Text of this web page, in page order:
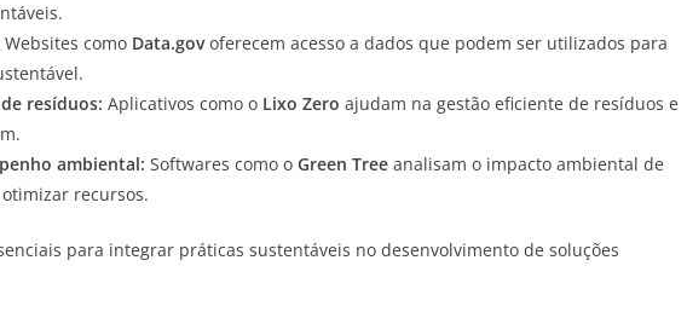
Websites como Data.govoferecem acesso a dados que podem ser utilizados para
resíduos: Aplicativos como o Lixo Zero ajudam na gestão eficiente de resíduos e
ambiental: Softwares como o Green Tree analisam o impacto ambiental de
recursos.
para integrar práticas sustentáveis no desenvolvimento de soluções